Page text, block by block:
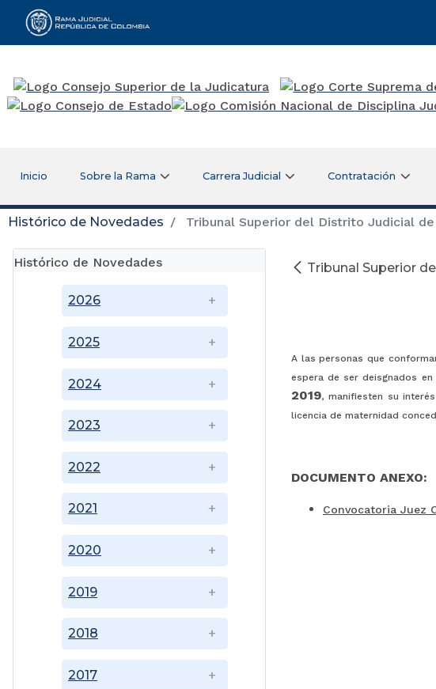
Rama Judicial
Inicio Sobre la Rama Carrera Judicial Contratación
Histórico de Novedades Tribunal Superior del Distrito Judicial
Histórico de Novedades
2017
2018
2019
2020
2021
2022
2023
2024
2025
2026
Tribunal Superior
A las personas que
espera de ser deisgnados
2019, manifiesten su
licencia de maternidad
DOCUMENTO ANEXO:
Convocatoria Juez